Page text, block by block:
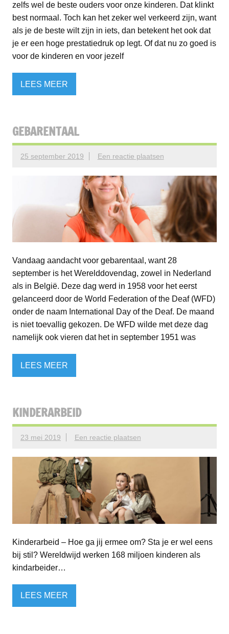
zelfs wel de beste ouders voor onze kinderen. Dat klinkt
best normaal. Toch kan het zeker wel verkeerd zijn, want
als je de beste wilt zijn in iets, dan betekent het ook dat
je er een hoge prestatiedruk op legt. Of dat nu zo goed is
voor de kinderen en voor jezelf
LEES MEER
GEBARENTAAL
25 september 2019 Een reactie plaatsen
Vandaag aandacht voor gebarentaal, want 28
september is het Werelddovendag, zowel in Nederland
als in België. Deze dag werd in 1958 voor het eerst
gelanceerd door de World Federation of the Deaf (WFD)
onder de naam International Day of the Deaf. De maand
is niet toevallig gekozen. De WFD wilde met deze dag
namelijk ook vieren dat het in september 1951 was
LEES MEER
KINDERARBEID
23 mei 2019 Een reactie plaatsen
Kinderarbeid – Hoe ga jij ermee om? Sta je er wel eens
bij stil? Wereldwijd werken 168 miljoen kinderen als
kindarbeider…
LEES MEER